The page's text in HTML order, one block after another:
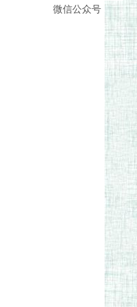
微信公众号